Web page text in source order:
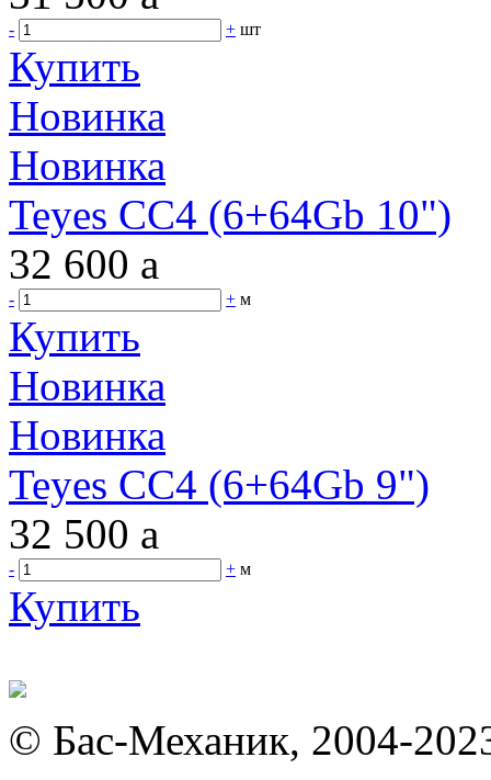
- + шт
Купить
Новинка
Новинка
Teyes CC4 (6+64Gb 10")
32 600 a
- + м
Купить
Новинка
Новинка
Teyes CC4 (6+64Gb 9")
32 500 a
- + м
Купить
© Бас-Механик, 2004-